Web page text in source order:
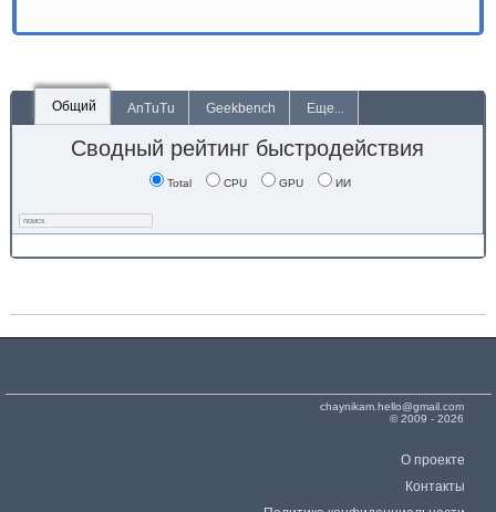
Общий AnTuTu Geekbench Еще...
Сводный рейтинг быстродействия
Total CPU GPU ИИ
chaynikam.hello@gmail.com
© 2009 - 2026
О проекте
Контакты